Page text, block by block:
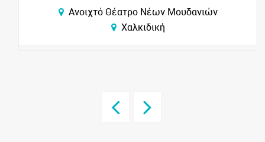
Ανοιχτό Θέατρο Νέων Μουδανιών
Χαλκιδική